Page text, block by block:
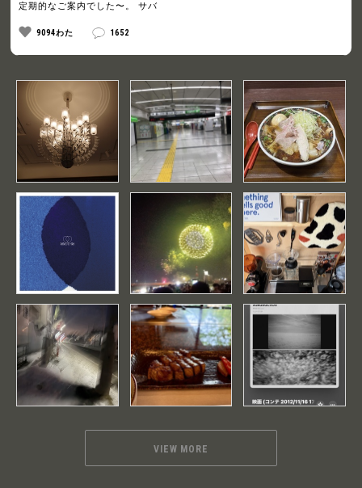
定期的なご案内でした〜。 サバ
9094わた 1652
VIEW MORE